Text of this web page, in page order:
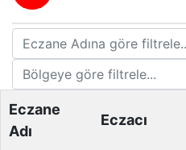
Eczane
Adı
Eczacı